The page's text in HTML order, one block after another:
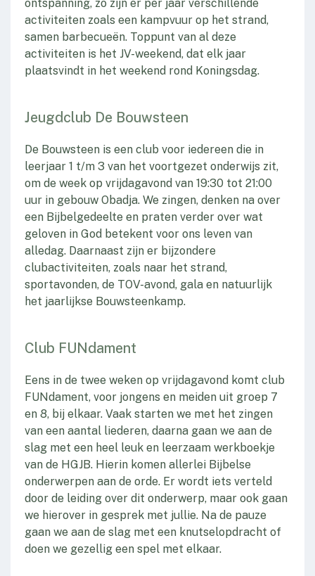
ontspanning, zo zijn er per jaar verschillende
activiteiten zoals een kampvuur op het strand,
samen barbecueën. Toppunt van al deze
activiteiten is het JV-weekend, dat elk jaar
plaatsvindt in het weekend rond Koningsdag.
Jeugdclub De Bouwsteen
De Bouwsteen is een club voor iedereen die in
leerjaar 1 t/m 3 van het voortgezet onderwijs zit,
om de week op vrijdagavond van 19:30 tot 21:00
uur in gebouw Obadja. We zingen, denken na over
een Bijbelgedeelte en praten verder over wat
geloven in God betekent voor ons leven van
alledag. Daarnaast zijn er bijzondere
clubactiviteiten, zoals naar het strand,
sportavonden, de TOV-avond, gala en natuurlijk
het jaarlijkse Bouwsteenkamp.
Club FUNdament
Eens in de twee weken op vrijdagavond komt club
FUNdament, voor jongens en meiden uit groep 7
en 8, bij elkaar. Vaak starten we met het zingen
van een aantal liederen, daarna gaan we aan de
slag met een heel leuk en leerzaam werkboekje
van de HGJB. Hierin komen allerlei Bijbelse
onderwerpen aan de orde. Er wordt iets verteld
door de leiding over dit onderwerp, maar ook gaan
we hierover in gesprek met jullie. Na de pauze
gaan we aan de slag met een knutselopdracht of
doen we gezellig een spel met elkaar.